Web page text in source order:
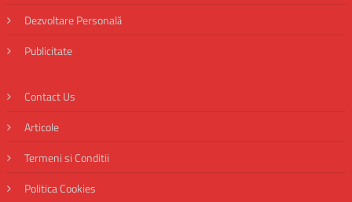
Dezvoltare Personală
Publicitate
Contact Us
Articole
Termeni si Conditii
Politica Cookies